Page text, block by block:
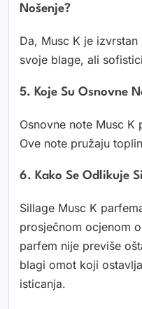
Nošenje?
Da, Musc K je
svoje blage, ali
5. Koje Su Osnovne
Osnovne note Musc K
Ove note pružaju
6. Kako Se Odlikuje
Sillage Musc K
prosječnom ocjenom
parfem nije previše
blagi omot koji
isticanja.